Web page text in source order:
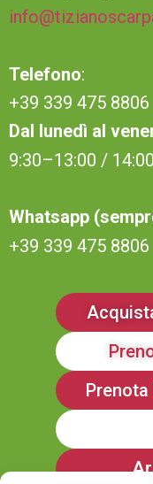
Telefono:
+39 339 475 8806
Dal lunedì al
9:30–13:00 /
Whatsapp
+39 339 475 8806